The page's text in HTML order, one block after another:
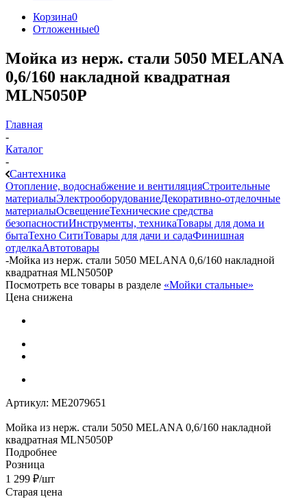
Корзина0
Отложенные0
Мойка из нерж. стали 5050 MELANA
0,6/160 накладной квадратная
MLN5050P
Главная
-
Каталог
-
Сантехника
Отопление, водоснабжение и вентиляцияСтроительные
материалыЭлектрооборудованиеДекоративно-отделочные
материалыОсвещениеТехнические средства
безопасностиИнструменты, техникаТовары для дома и
бытаТехно СитиТовары для дачи и садаФинишная
отделкаАвтотовары
-Мойка из нерж. стали 5050 MELANA 0,6/160 накладной
квадратная MLN5050P
Посмотреть все товары в разделе «Мойки стальные»
Цена снижена
Артикул: МЕ2079651
Мойка из нерж. стали 5050 MELANA 0,6/160 накладной
квадратная MLN5050P
Подробнее
Розница
1 299 ₽/шт
Старая цена